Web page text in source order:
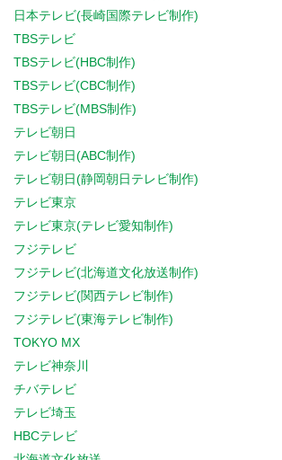
日本テレビ(長崎国際テレビ制作)
TBSテレビ
TBSテレビ(HBC制作)
TBSテレビ(CBC制作)
TBSテレビ(MBS制作)
テレビ朝日
テレビ朝日(ABC制作)
テレビ朝日(静岡朝日テレビ制作)
テレビ東京
テレビ東京(テレビ愛知制作)
フジテレビ
フジテレビ(北海道文化放送制作)
フジテレビ(関西テレビ制作)
フジテレビ(東海テレビ制作)
TOKYO MX
テレビ神奈川
チバテレビ
テレビ埼玉
HBCテレビ